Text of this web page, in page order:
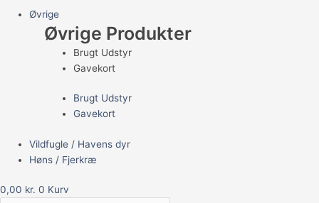
Øvrige
Øvrige Produkter
Brugt Udstyr
Gavekort
Brugt Udstyr
Gavekort
Vildfugle / Havens dyr
Høns / Fjerkræ
0,00 kr. 0 Kurv